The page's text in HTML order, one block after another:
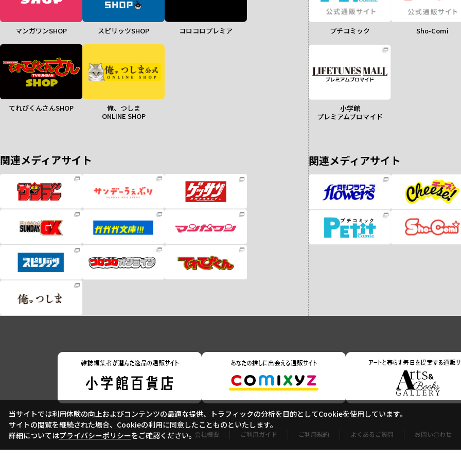
マンガワンSHOP スピリッツSHOP コロコロプレミア
てれびくんさんSHOP
俺、つしま
ONLINE SHOP
関連メディアサイト
プチコミック Sho-Comi
小学館
プレミアムブロマイド
関連メディアサイト
会社概要 ご利用ガイド ご利用規約 よくあるご質問 お問い合わせ
当サイトでは利用体験の向上およびコンテンツの最適な提供、トラフィックの分析を目的としてCookieを使用しています。
サイトの閲覧を継続された場合、Cookieの利用に同意したことものといたします。
詳細についてはプライバシーポリシーをご確認ください。